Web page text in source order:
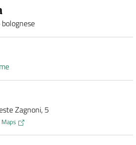
Zagnoni, 5